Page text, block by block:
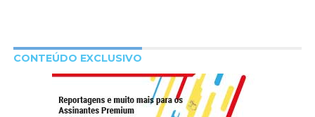
CONTEÚDO EXCLUSIVO